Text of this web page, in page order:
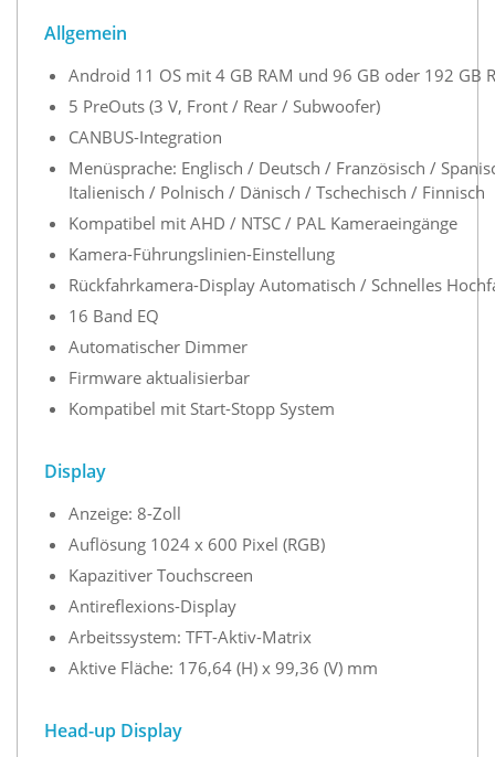
Allgemein
Android 11 OS mit 4 GB RAM und 96 GB oder 192 GB
5 PreOuts (3 V, Front / Rear / Subwoofer)
CANBUS-Integration
Menüsprache: Englisch / Deutsch / Französisch /
Italienisch / Polnisch / Dänisch / Tschechisch / Finnisch
Kompatibel mit AHD / NTSC / PAL Kameraeingänge
Kamera-Führungslinien-Einstellung
Rückfahrkamera-Display Automatisch / Schnelles
16 Band EQ
Automatischer Dimmer
Firmware aktualisierbar
Kompatibel mit Start-Stopp System
Display
Anzeige: 8-Zoll
Auflösung 1024 x 600 Pixel (RGB)
Kapazitiver Touchscreen
Antireflexions-Display
Arbeitssystem: TFT-Aktiv-Matrix
Aktive Fläche: 176,64 (H) x 99,36 (V) mm
Head-up Display